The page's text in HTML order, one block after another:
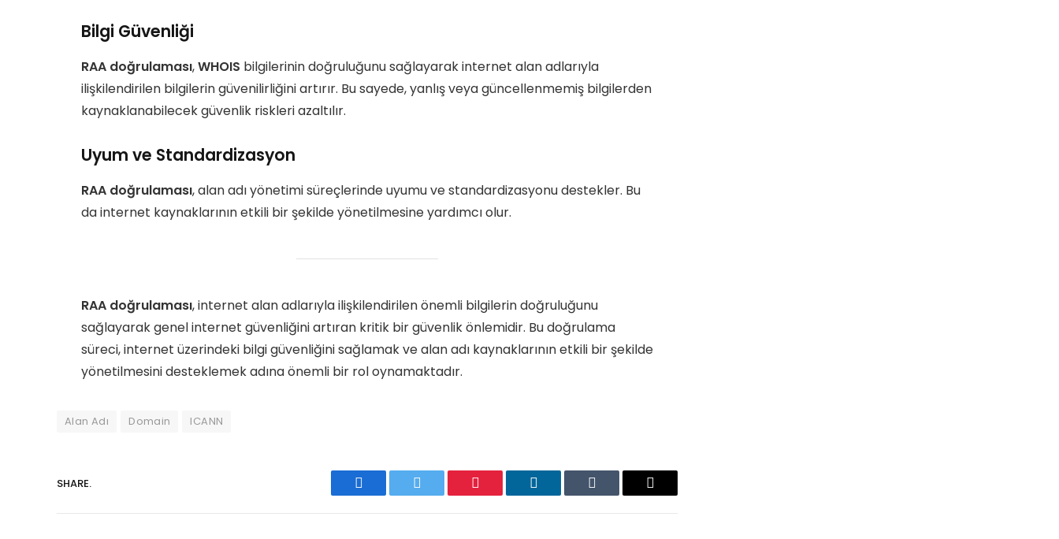
Bilgi Güvenliği
RAA doğrulaması,WHOIS bilgilerinin doğruluğunu sağlayarak internet alan adlarıyla
ilişkilendirilen bilgilerin güvenilirliğini artırır. Bu sayede, yanlış veya güncellenmemiş bilgilerden
kaynaklanabilecek güvenlik riskleri azaltılır.
Uyum ve Standardizasyon
RAA doğrulaması, alan adı yönetimi süreçlerinde uyumu ve standardizasyonu destekler. Bu
da internet kaynaklarının etkili bir şekilde yönetilmesine yardımcı olur.
RAA doğrulaması, internet alan adlarıyla ilişkilendirilen önemli bilgilerin doğruluğunu
sağlayarak genel internet güvenliğini artıran kritik bir güvenlik önlemidir. Bu doğrulama
süreci, internet üzerindeki bilgi güvenliğini sağlamak ve alan adı kaynaklarının etkili bir şekilde
yönetilmesini desteklemek adına önemli bir rol oynamaktadır.
Alan Adı Domain ICANN
SHARE.
Facebook Twitter Pinterest LinkedIn Tumblr Email